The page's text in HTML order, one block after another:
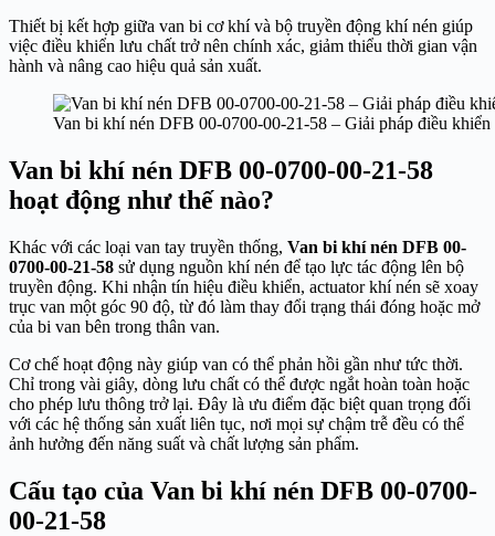
Thiết bị kết hợp giữa van bi cơ khí và bộ truyền động khí nén giúp
việc điều khiển lưu chất trở nên chính xác, giảm thiểu thời gian vận
hành và nâng cao hiệu quả sản xuất.
Van bi khí nén DFB 00-0700-00-21-58 – Giải pháp điều
Van bi khí nén DFB 00-0700-00-21-58
hoạt động như thế nào?
Khác với các loại van tay truyền thống, Van bi khí nén DFB 00-
0700-00-21-58 sử dụng nguồn khí nén để tạo lực tác động lên bộ
truyền động. Khi nhận tín hiệu điều khiển, actuator khí nén sẽ xoay
trục van một góc 90 độ, từ đó làm thay đổi trạng thái đóng hoặc mở
của bi van bên trong thân van.
Cơ chế hoạt động này giúp van có thể phản hồi gần như tức thời.
Chỉ trong vài giây, dòng lưu chất có thể được ngắt hoàn toàn hoặc
cho phép lưu thông trở lại. Đây là ưu điểm đặc biệt quan trọng đối
với các hệ thống sản xuất liên tục, nơi mọi sự chậm trễ đều có thể
ảnh hưởng đến năng suất và chất lượng sản phẩm.
Cấu tạo của Van bi khí nén DFB 00-0700-
00-21-58